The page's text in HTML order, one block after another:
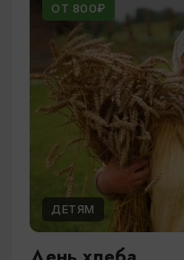
ОТ 800₽
ДЕТЯМ